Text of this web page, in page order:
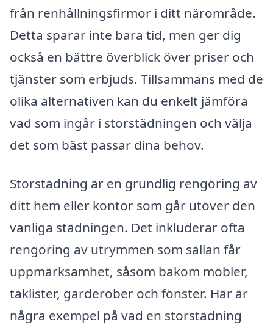
från renhållningsfirmor i ditt närområde.
Detta sparar inte bara tid, men ger dig
också en bättre överblick över priser och
tjänster som erbjuds. Tillsammans med de
olika alternativen kan du enkelt jämföra
vad som ingår i storstädningen och välja
det som bäst passar dina behov.
Storstädning är en grundlig rengöring av
ditt hem eller kontor som går utöver den
vanliga städningen. Det inkluderar ofta
rengöring av utrymmen som sällan får
uppmärksamhet, såsom bakom möbler,
taklister, garderober och fönster. Här är
några exempel på vad en storstädning